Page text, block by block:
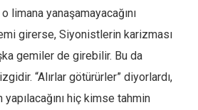
limana yanaşamayacağını
girerse, Siyonistlerin karizması
gemiler de girebilir. Bu da
“Alırlar götürürler” diyorlardı,
yapılacağını hiç kimse tahmin